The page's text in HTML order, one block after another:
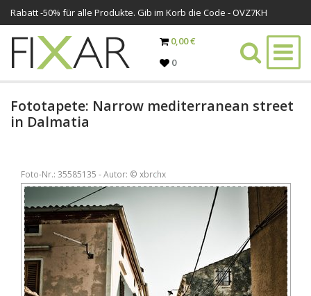
Rabatt -50% für alle Produkte. Gib im Korb die Code - OVZ7KH
0,00 €
0
Fototapete: Narrow mediterranean street
in Dalmatia
Foto-Nr.: 35585135 - Autor: © xbrchx